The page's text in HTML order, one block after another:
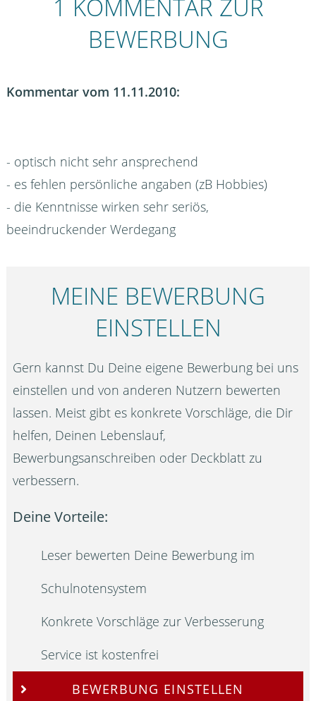
1 KOMMENTAR ZUR
BEWERBUNG
Kommentar vom 11.11.2010:
- optisch nicht sehr ansprechend
- es fehlen persönliche angaben (zB Hobbies)
- die Kenntnisse wirken sehr seriös,
beeindruckender Werdegang
MEINE BEWERBUNG
EINSTELLEN
Gern kannst Du Deine eigene Bewerbung bei uns
einstellen und von anderen Nutzern bewerten
lassen. Meist gibt es konkrete Vorschläge, die Dir
helfen, Deinen Lebenslauf,
Bewerbungsanschreiben oder Deckblatt zu
verbessern.
Deine Vorteile:
Leser bewerten Deine Bewerbung im
Schulnotensystem
Konkrete Vorschläge zur Verbesserung
Service ist kostenfrei
BEWERBUNG EINSTELLEN